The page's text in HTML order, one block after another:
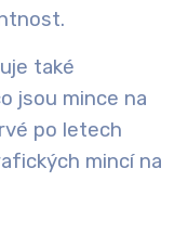
také
jsou mince na
po letech
mincí na